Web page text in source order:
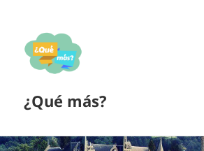
¿Qué más?